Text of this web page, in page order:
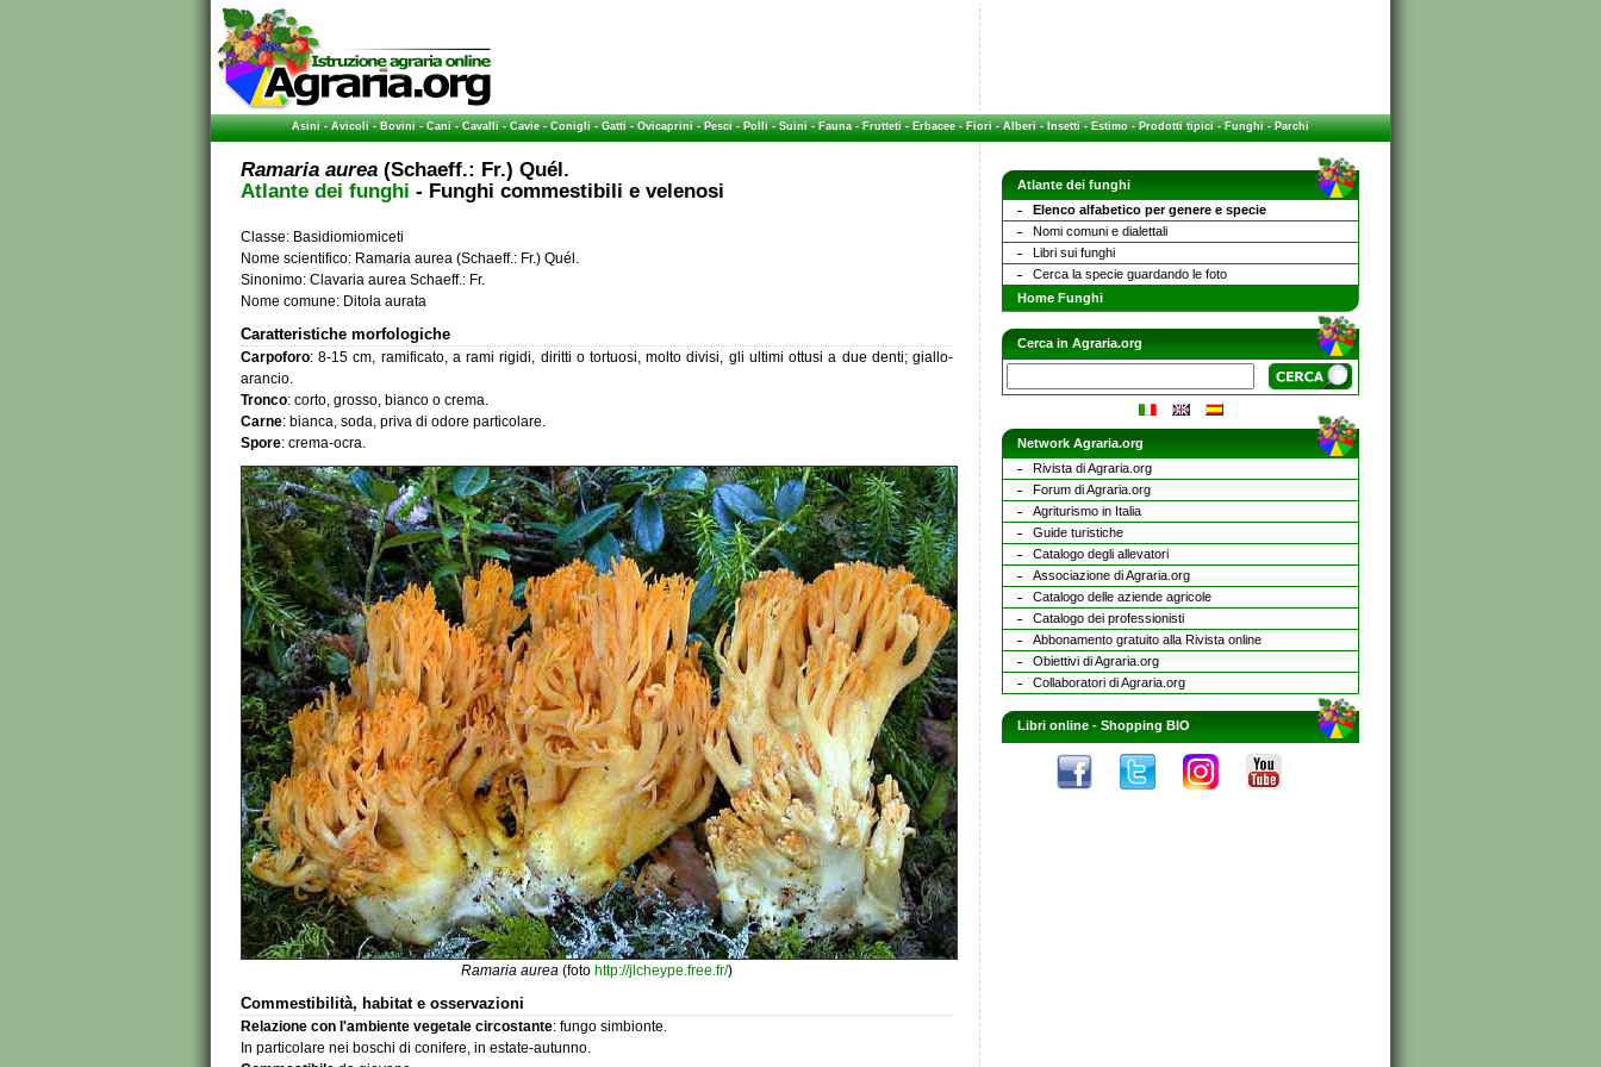
Asini-Avicoli-Bovini-Cani-Cavalli-Cavie-Conigli-Gatti-Ovicaprini-Pesci-Polli-Suini-Fauna-Frutteti-Erbacee-Fiori-Alberi-Insetti-Estimo-Prodotti tipici-Funghi-Parchi
Ramaria aurea (Schaeff.: Fr.) Quél.
Atlante dei funghi - Funghi commestibili e velenosi
Classe: Basidiomiomiceti
Nome scientifico: Ramaria aurea (Schaeff.: Fr.) Quél.
Sinonimo: Clavaria aurea Schaeff.: Fr.
Nome comune: Ditola aurata
Caratteristiche morfologiche
Carpoforo: 8-15 cm, ramificato, a rami rigidi, diritti o tortuosi, molto divisi, gli ultimi ottusi a due denti; giallo-
arancio.
Tronco: corto, grosso, bianco o crema.
Carne: bianca, soda, priva di odore particolare.
Spore: crema-ocra.
Ramaria aurea (foto http://jlcheype.free.fr/)
Commestibilità, habitat e osservazioni
Relazione con l'ambiente vegetale circostante: fungo simbionte.
In particolare nei boschi di conifere, in estate-autunno.
Atlante dei funghi
Elenco alfabetico per genere e specie
Nomi comuni e dialettali
Libri sui funghi
Cerca la specie guardando le foto
Home Funghi
Cerca in Agraria.org
Network Agraria.org
Rivista di Agraria.org
Forum di Agraria.org
Agriturismo in Italia
Guide turistiche
Catalogo degli allevatori
Associazione di Agraria.org
Catalogo delle aziende agricole
Catalogo dei professionisti
Abbonamento gratuito alla Rivista online
Obiettivi di Agraria.org
Collaboratori di Agraria.org
Libri online - Shopping BIO